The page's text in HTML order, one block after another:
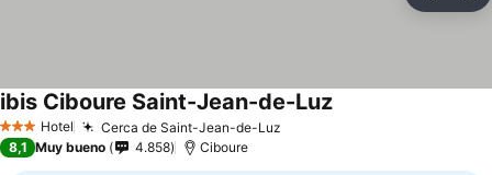
3 Estrellas
Hotel Cerca de Saint-Jean-de-Luz
ibis Ciboure Saint-Jean-de-Luz
8,1 Muy bueno 4.858 Ciboure